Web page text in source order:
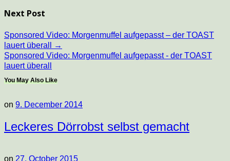
Next Post
Sponsored Video: Morgenmuffel aufgepasst – der TOAST
lauert überall
→
Sponsored Video: Morgenmuffel aufgepasst - der TOAST
lauert überall
You May Also Like
on 9. December 2014
Leckeres Dörrobst selbst gemacht
on 27. October 2015